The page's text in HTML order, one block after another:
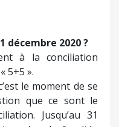
décembre 2020 ?
à la conciliation
5+5 ».
le moment de se
que ce sont le
Jusqu’au 31